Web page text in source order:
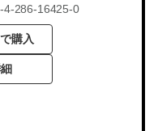
4-286-16425-0
購入